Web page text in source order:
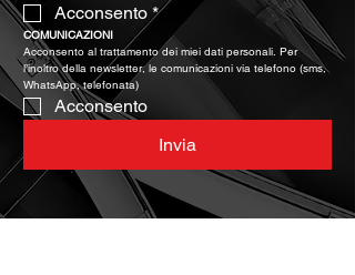
Acconsento *
COMUNICAZIONI
Acconsento al trattamento dei miei dati personali. Per
l’inoltro della newsletter, le comunicazioni via telefono (sms,
WhatsApp, telefonata)
Acconsento
Invia